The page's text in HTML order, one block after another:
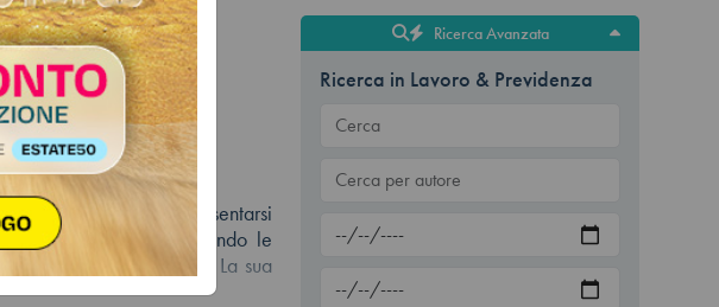
un lavoratore può assentarsi
di lavoro, bilanciando le
operativa dell'azienda. La sua
Ricerca Avanzata
Ricerca in Lavoro & Previdenza